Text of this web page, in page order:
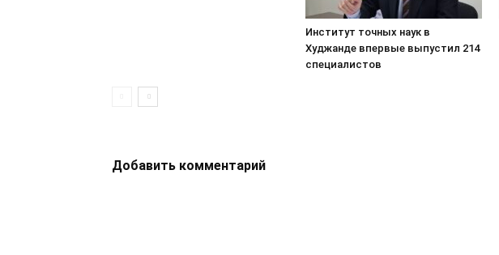
Институт точных наук в
Худжанде впервые выпустил 214
специалистов
Добавить комментарий